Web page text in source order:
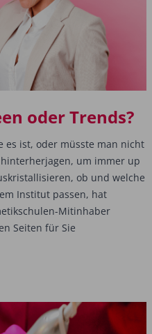
oder Trends?
es ist, oder müsste man nicht
um immer up
ob und welche
Institut passen, hat
Mitinhaber
Seiten für Sie